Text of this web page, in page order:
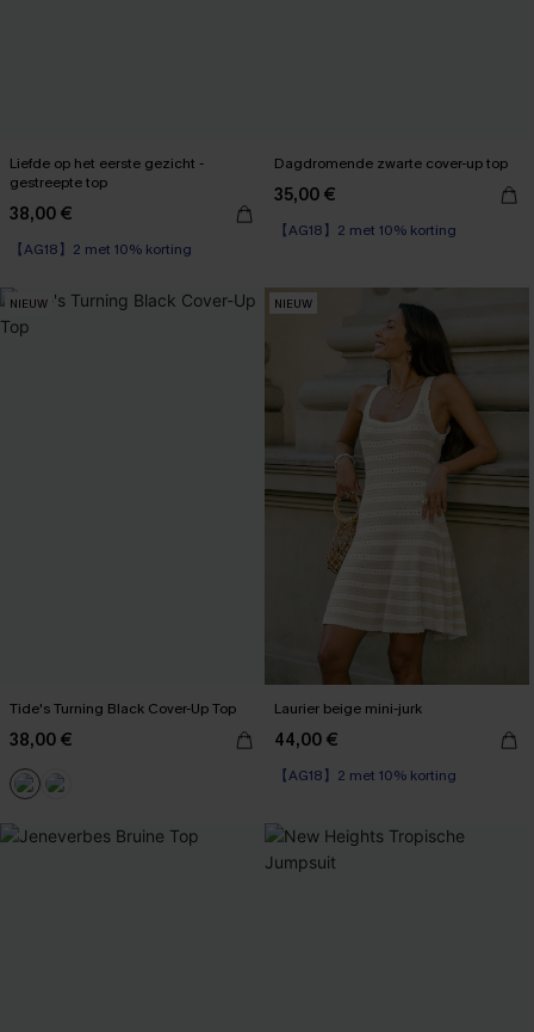
Liefde op het eerste gezicht -
gestreepte top
38,00 €
【AG18】2 met 10% korting
Dagdromende zwarte cover-up top
35,00 €
【AG18】2 met 10% korting
NIEUW
Tide's Turning Black Cover-Up Top
38,00 €
NIEUW
Laurier beige mini-jurk
44,00 €
【AG18】2 met 10% korting